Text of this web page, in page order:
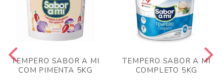
TEMPERO SABOR A MI
COM PIMENTA 5KG
TEMPERO SABOR A MI
COMPLETO 5KG